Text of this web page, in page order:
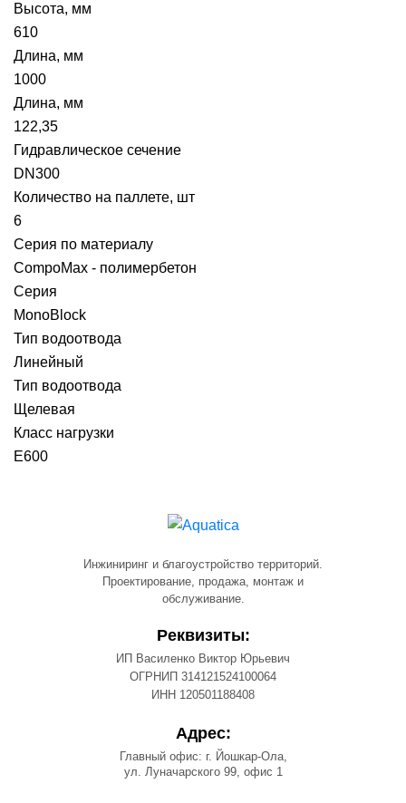
Высота, мм
610
Длина, мм
1000
Длина, мм
122,35
Гидравлическое сечение
DN300
Количество на паллете, шт
6
Серия по материалу
CompoMax - полимербетон
Серия
MonoBlock
Тип водоотвода
Линейный
Тип водоотвода
Щелевая
Класс нагрузки
E600
Инжиниринг и благоустройство территорий.
Проектирование, продажа, монтаж и
обслуживание.
Реквизиты:
ИП Василенко Виктор Юрьевич
ОГРНИП 314121524100064
ИНН 120501188408
Адрес:
Главный офис: г. Йошкар-Ола,
ул. Луначарского 99, офис 1